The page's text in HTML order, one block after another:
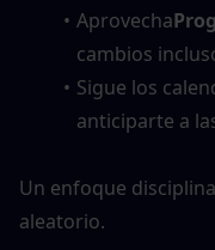
Aprovecha
cambios
Sigue los
anticiparte a
Un enfoque
aleatorio.